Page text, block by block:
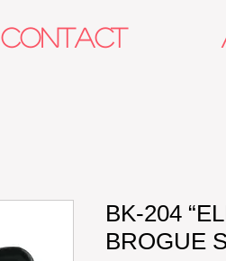
CONTACT
BK-204
BROGUE